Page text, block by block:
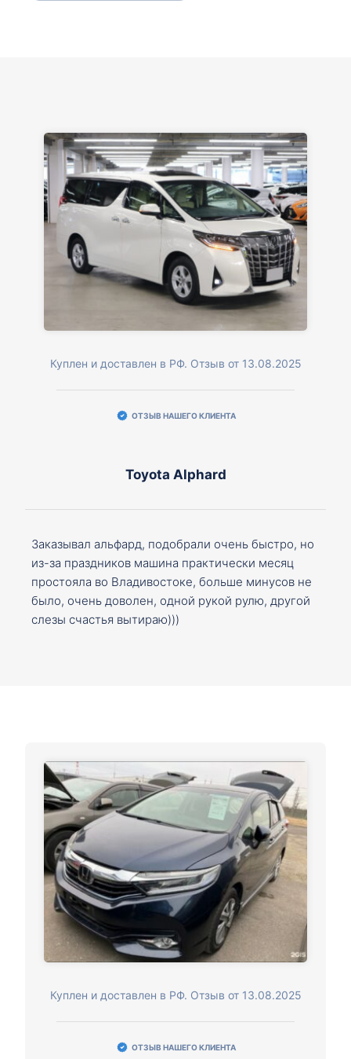
Куплен и доставлен в РФ. Отзыв от 13.08.2025
ОТЗЫВ НАШЕГО КЛИЕНТА
Toyota Alphard
Заказывал альфард, подобрали очень быстро, но
из-за праздников машина практически месяц
простояла во Владивостоке, больше минусов не
было, очень доволен, одной рукой рулю, другой
слезы счастья вытираю)))
Куплен и доставлен в РФ. Отзыв от 13.08.2025
ОТЗЫВ НАШЕГО КЛИЕНТА